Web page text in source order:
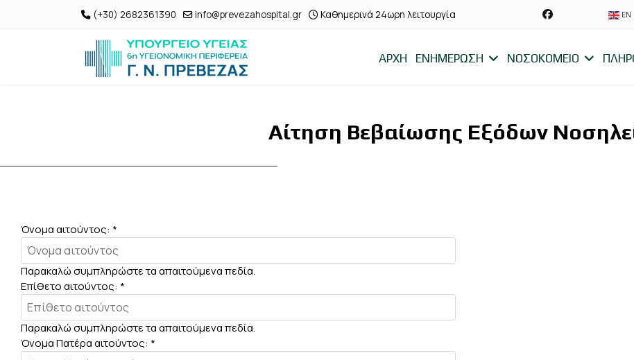
(+30) 2682361390 info@prevezahospital.gr Καθημερινά 24ωρη λειτουργία EN
ΑΡΧΗ ΕΝΗΜΕΡΩΣΗ ΝΟΣΟΚΟΜΕΙΟ
Αίτηση Βεβαίωσης Εξόδων
Όνομα αιτούντος: *
Παρακαλώ συμπληρώστε τα απαιτούμενα πεδία.
Επίθετο αιτούντος: *
Παρακαλώ συμπληρώστε τα απαιτούμενα πεδία.
Όνομα Πατέρα αιτούντος: *